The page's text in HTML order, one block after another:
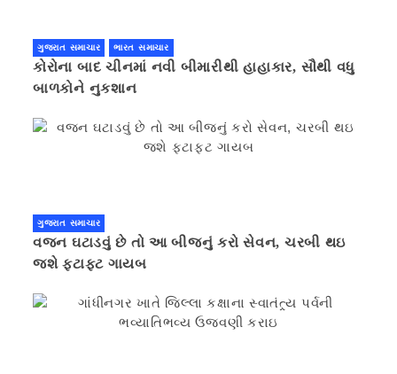
ગુજરાત સમાચાર ભારત સમાચાર
કોરોના બાદ ચીનમાં નવી બીમારીથી હાહાકાર, સૌથી વધુ
બાળકોને નુકશાન
ગુજરાત સમાચાર
વજન ઘટાડવું છે તો આ બીજનું કરો સેવન, ચરબી થઇ
જશે ફટાફટ ગાયબ